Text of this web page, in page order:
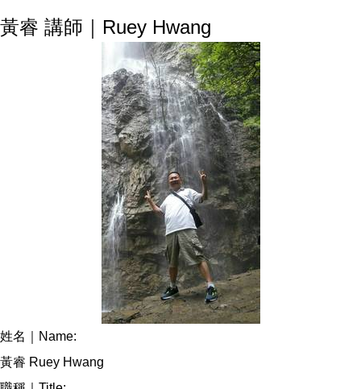
黃睿 講師｜Ruey Hwang
姓名｜Name:
黃睿 Ruey Hwang